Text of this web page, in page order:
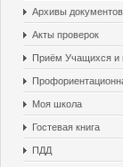
Архивы документов
Акты проверок
Приём Учащихся и
Моя школа
Гостевая книга
ПДД